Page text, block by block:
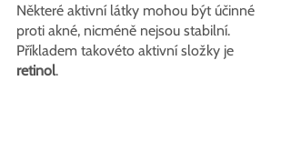
Některé aktivní látky mohou být účinné
proti akné, nicméně nejsou stabilní.
Příkladem takovéto aktivní složky je
retinol.